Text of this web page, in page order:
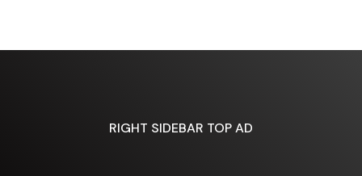
RIGHT SIDEBAR TOP AD